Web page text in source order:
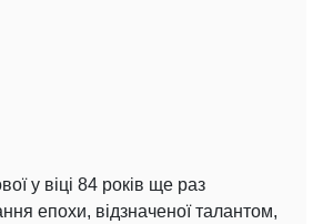
у віці 84 років ще раз
епохи, відзначеної талантом,